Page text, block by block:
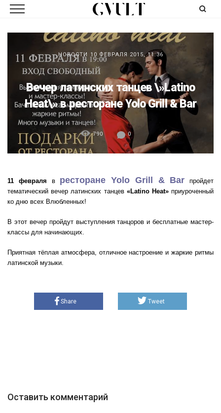
НОВОСТИ 10 ФЕВРАЛЯ 2015, 11:36
Вечер латинских танцев \»Latino
Heat\» в ресторане Yolo Grill & Bar
790 0
11 февраля в ресторане Yolo Grill & Bar пройдет
тематический вечер латинских танцев «Latino Heat»приуроченный
ко дню всех Влюбленных!
В этот вечер пройдут выступления танцоров и бесплатные мастер-
классы для начинающих.
Приятная тёплая атмосфера, отличное настроение и жаркие ритмы
латинской музыки.
Share Tweet
Оставить комментарий